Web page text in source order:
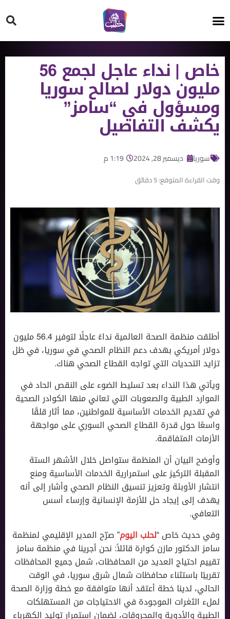
خاص | نداء عاجل لجمع 56
مليون دولار لصالح سوريا
ومسؤول في “سامز”
يكشف التفاصيل
سوريا ديسمبر 28, 2024 1:19 م
وقت القراءة المتوقع:5دقائق
أطلقت منظمة الصحة العالمية نداءً عاجلًا لتوفير 56.4 مليون
دولار أمريكي بهدف دعم النظام الصحي في سوريا، في ظل
تزايد التحديات التي تواجه القطاع الصحي هناك.
ويأتي هذا النداء بعد تسليط الضوء على النقص الحاد في
الموارد الطبية والصعوبات التي تعاني منها الكوادر الصحية
في تقديم الخدمات الأساسية للمواطنين، مما أثار قلقًا
واسعًا حول قدرة القطاع الصحي السوري على مواجهة
الأزمات المتفاقمة.
وأوضح البيان أن المنظمة ستواصل خلال الأشهر الستة
المقبلة التركيز على استمرارية الخدمات الأساسية ومنع
انتشار الأوبئة وتعزيز تنسيق النظام الصحي وأشار إلى أنه
يهدف إلى إيجاد حل للأزمة الإنسانية وإرساء أسس
التعافي.
وفي حديث خاص “لحلب اليوم” صرّح المدير الإقليمي لمنظمة
سامز الدكتور مازن كوارة قائلاً: نحن أجرينا في منظمة سامز
تقييم احتياج العديد من المحافظات، شمل جميع المحافظات
تقريبًا باستثناء محافظات شمال شرق سوريا، في الوقت
الحالي، لدينا خطة أعتقد أنها متوافقة مع خطة وزارة الصحة
لملء الثغرات الموجودة في الاحتياجات من المستهلكات
الطبية والأدوية والمحروقات، لضمان استمرار توليد الكهرباء